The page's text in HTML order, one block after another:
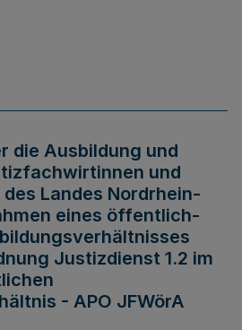
die Ausbildung und
und
Landes Nordrhein-
eines öffentlich-
Justizdienst 1.2 im
- APO JFWörA